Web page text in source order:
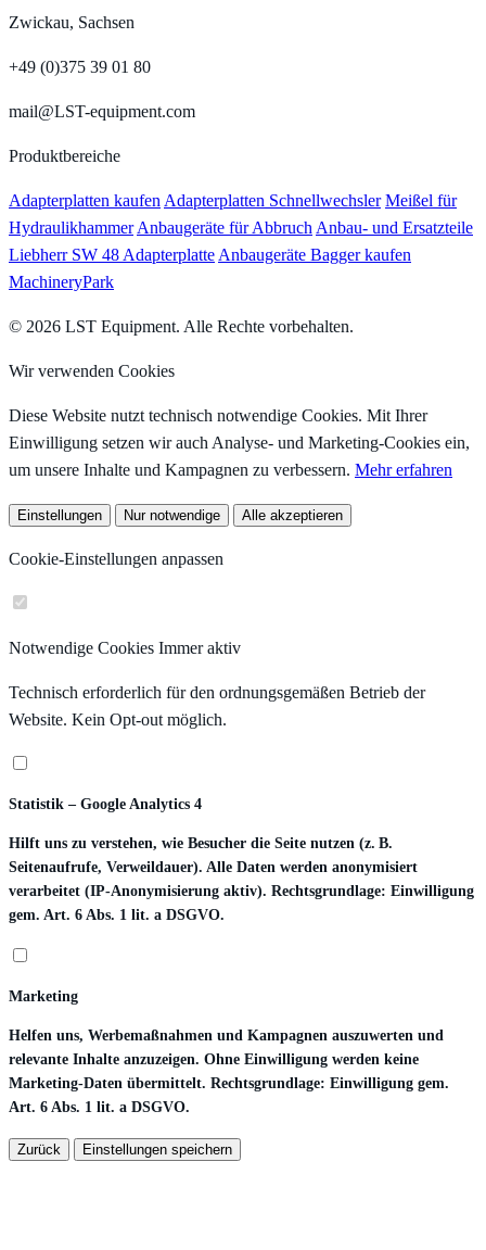
Zwickau, Sachsen
+49 (0)375 39 01 80
mail@LST-equipment.com
Produktbereiche
Adapterplatten kaufenAdapterplatten Schnellwechsler Meißel für
HydraulikhammerAnbaugeräte für AbbruchAnbau- und Ersatzteile
Liebherr SW 48 AdapterplatteAnbaugeräte Bagger kaufen
MachineryPark
© 2026 LST Equipment. Alle Rechte vorbehalten.
Wir verwenden Cookies
Diese Website nutzt technisch notwendige Cookies. Mit Ihrer
Einwilligung setzen wir auch Analyse- und Marketing-Cookies ein,
um unsere Inhalte und Kampagnen zu verbessern. Mehr erfahren
Einstellungen Nur notwendige Alle akzeptieren
Cookie-Einstellungen anpassen
Notwendige Cookies Immer aktiv
Technisch erforderlich für den ordnungsgemäßen Betrieb der
Website. Kein Opt-out möglich.
Statistik – Google Analytics 4
Hilft uns zu verstehen, wie Besucher die Seite nutzen (z. B.
Seitenaufrufe, Verweildauer). Alle Daten werden anonymisiert
verarbeitet (IP-Anonymisierung aktiv). Rechtsgrundlage: Einwilligung
gem. Art. 6 Abs. 1 lit. a DSGVO.
Marketing
Helfen uns, Werbemaßnahmen und Kampagnen auszuwerten und
relevante Inhalte anzuzeigen. Ohne Einwilligung werden keine
Marketing-Daten übermittelt. Rechtsgrundlage: Einwilligung gem.
Art. 6 Abs. 1 lit. a DSGVO.
Zurück Einstellungen speichern